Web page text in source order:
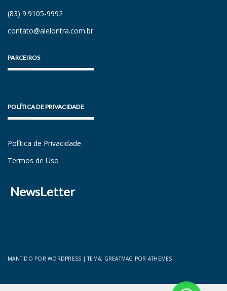
(83) 9.9105-9992
contato@alelontra.com.br
PARCEIROS
POLÍTICA DE PRIVACIDADE
Política de Privacidade
Termos de Uso
NewsLetter
MANTIDO POR WORDPRESS |TEMA: GREATMAG POR ATHEMES.